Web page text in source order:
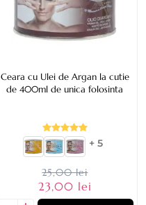
Ceara cu Ulei de Argan la cutie
de 400ml de unica folosinta
+ 5
25,00 lei
23,00 lei